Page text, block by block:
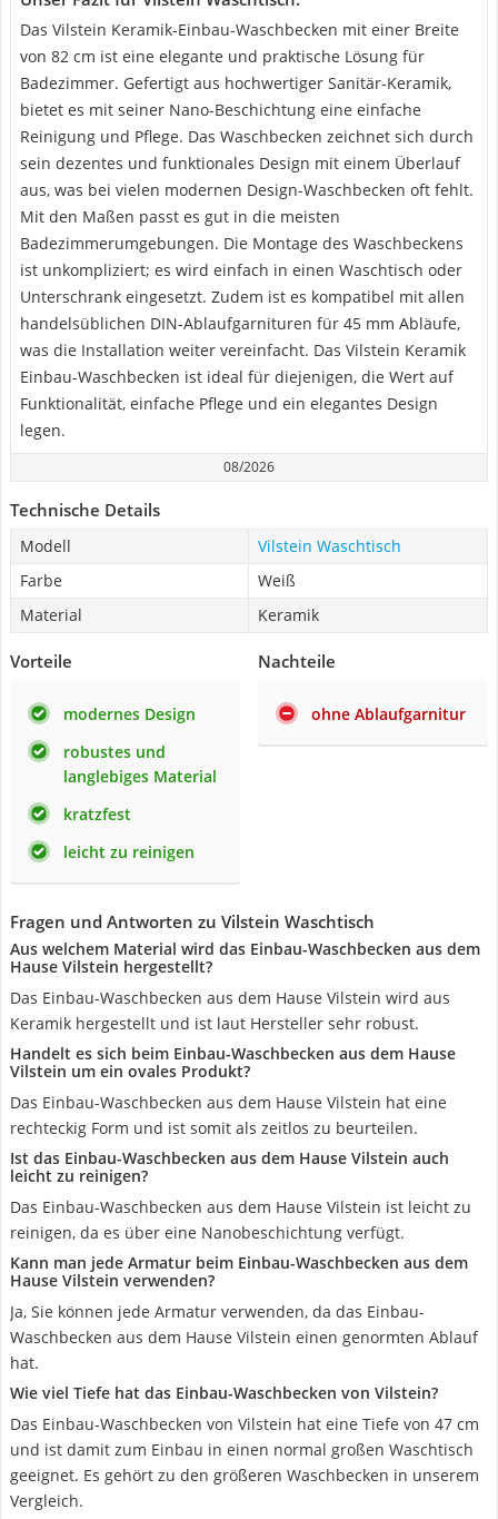
Das Vilstein Keramik-Einbau-Waschbecken mit einer Breite
von 82 cm ist eine elegante und praktische Lösung für
Badezimmer. Gefertigt aus hochwertiger Sanitär-Keramik,
bietet es mit seiner Nano-Beschichtung eine einfache
Reinigung und Pflege. Das Waschbecken zeichnet sich durch
sein dezentes und funktionales Design mit einem Überlauf
aus, was bei vielen modernen Design-Waschbecken oft fehlt.
Mit den Maßen passt es gut in die meisten
Badezimmerumgebungen. Die Montage des Waschbeckens
ist unkompliziert; es wird einfach in einen Waschtisch oder
Unterschrank eingesetzt. Zudem ist es kompatibel mit allen
handelsüblichen DIN-Ablaufgarnituren für 45 mm Abläufe,
was die Installation weiter vereinfacht. Das Vilstein Keramik
Einbau-Waschbecken ist ideal für diejenigen, die Wert auf
Funktionalität, einfache Pflege und ein elegantes Design
legen.
08/2026
Technische Details
Modell
Vilstein Waschtisch
Farbe
Weiß
Material
Keramik
Vorteile
modernes Design
robustes und
langlebiges Material
kratzfest
leicht zu reinigen
Nachteile
ohne Ablaufgarnitur
Fragen und Antworten zu Vilstein Waschtisch
Aus welchem Material wird das Einbau-Waschbecken aus dem
Hause Vilstein hergestellt?
Das Einbau-Waschbecken aus dem Hause Vilstein wird aus
Keramik hergestellt und ist laut Hersteller sehr robust.
Handelt es sich beim Einbau-Waschbecken aus dem Hause
Vilstein um ein ovales Produkt?
Das Einbau-Waschbecken aus dem Hause Vilstein hat eine
rechteckig Form und ist somit als zeitlos zu beurteilen.
Ist das Einbau-Waschbecken aus dem Hause Vilstein auch
leicht zu reinigen?
Das Einbau-Waschbecken aus dem Hause Vilstein ist leicht zu
reinigen, da es über eine Nanobeschichtung verfügt.
Kann man jede Armatur beim Einbau-Waschbecken aus dem
Hause Vilstein verwenden?
Ja, Sie können jede Armatur verwenden, da das Einbau-
Waschbecken aus dem Hause Vilstein einen genormten Ablauf
hat.
Wie viel Tiefe hat das Einbau-Waschbecken von Vilstein?
Das Einbau-Waschbecken von Vilstein hat eine Tiefe von 47 cm
und ist damit zum Einbau in einen normal großen Waschtisch
geeignet. Es gehört zu den größeren Waschbecken in unserem
Vergleich.